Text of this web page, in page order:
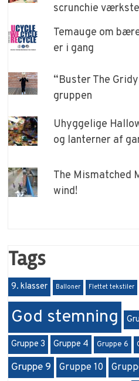
scrunchie
Temauge om
er i gang
“Buster The
gruppen
Uhyggelige
og lanterner af
The Mismatched
wind!
Tags
9. klasser Balloner Flettet tekstiler
God stemning
Gruppe 3 Gruppe 4 Gruppe 6
Gruppe 9 Gruppe 10